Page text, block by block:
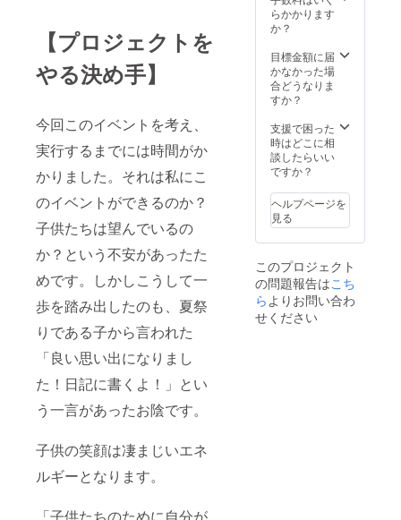
【プロジェクトを
やる決め手】
今回このイベントを考え、
実行するまでには時間がか
かりました。それは私にこ
のイベントができるのか？
子供たちは望んでいるの
か？という不安があったた
めです。しかしこうして一
歩を踏み出したのも、夏祭
りである子から言われた
「良い思い出になりまし
た！日記に書くよ！」とい
う一言があったお陰です。
子供の笑顔は凄まじいエネ
ルギーとなります。
らかかります
か？
目標金額に届
かなかった場
合どうなりま
すか？
支援で困った
時はどこに相
談したらいい
ですか？
ヘルプページを
見る
このプロジェクト
の問題報告はこち
ら よりお問い合わ
せください